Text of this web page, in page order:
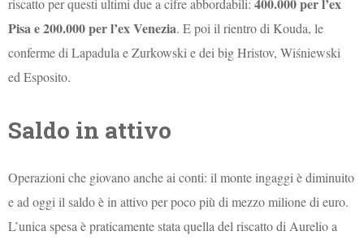
riscatto per questi ultimi due a cifre abbordabili:
Pisa e 200.000 per l’ex Venezia. E poi il rientro di Kouda, le
conferme di Lapadula e Zurkowski e dei big Hristov, Wiśniewski
ed Esposito.
Saldo in attivo
Operazioni che giovano anche ai conti: il monte ingaggi è diminuito
e ad oggi il saldo è in attivo per poco più di mezzo milione di euro.
L’unica spesa è praticamente stata quella del riscatto di Aurelio a